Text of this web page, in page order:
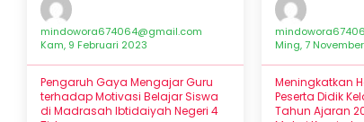
mindowora674064@gmail.com
Kam, 9 Februari 2023
Pengaruh Gaya Mengajar Guru
terhadap Motivasi Belajar Siswa
di Madrasah Ibtidaiyah Negeri 4
Ming, 7
Meningkatkan
Peserta Didik
Tahun Ajaran